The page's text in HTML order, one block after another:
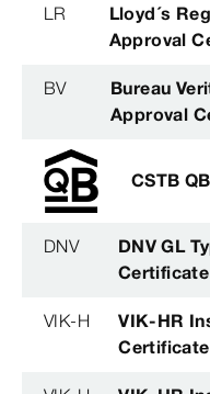
LR
Lloyd´s
Approval
BV
Bureau
Approval
CSTB
DNV
DNV GL
Certificate
VIK-H
VIK-HR